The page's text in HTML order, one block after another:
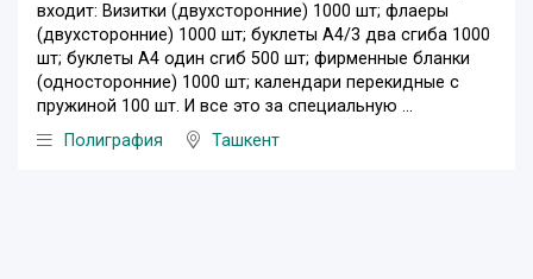
входит: Визитки (двухсторонние) 1000 шт; флаеры
(двухсторонние) 1000 шт; буклеты А4/3 два сгиба 1000
шт; буклеты А4 один сгиб 500 шт; фирменные бланки
(односторонние) 1000 шт; календари перекидные с
пружиной 100 шт. И все это за специальную ...
Полиграфия
Ташкент